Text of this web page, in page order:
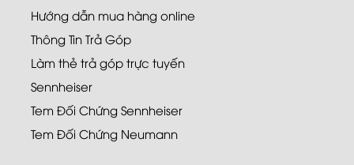
Hướng dẫn mua hàng online
Thông Tin Trả Góp
Làm thẻ trả góp trực tuyến
Sennheiser
Tem Đối Chứng Sennheiser
Tem Đối Chứng Neumann